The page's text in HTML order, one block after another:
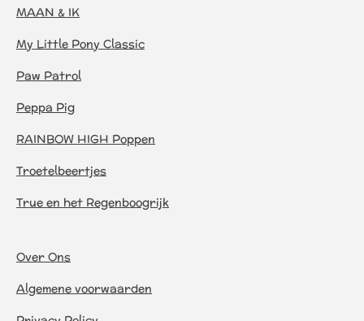
MAAN & IK
My Little Pony Classic
Paw Patrol
Peppa Pig
RAINBOW HIGH Poppen
Troetelbeertjes
True en het Regenboogrijk
Over Ons
Algemene voorwaarden